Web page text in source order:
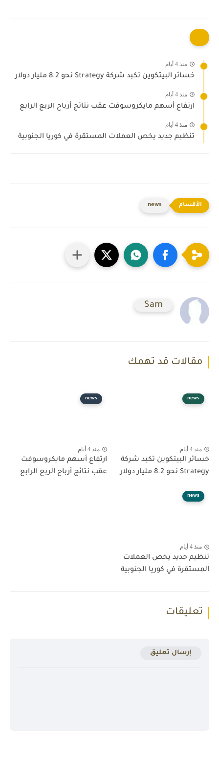
منذ 4 أيام
خسائر البيتكوين تكبد شركة Strategy نحو 8.2 مليار دولار
منذ 4 أيام
ارتفاع أسهم مايكروسوفت عقب نتائج أرباح الربع الرابع
منذ 4 أيام
تنظيم جديد يخص العملات المستقرة في كوريا الجنوبية
news
Sam
مقالات قد تهمك
news
منذ 4 أيام
خسائر البيتكوين تكبد شركة
Strategy نحو 8.2 مليار دولار
news
منذ 4 أيام
ارتفاع أسهم مايكروسوفت
عقب نتائج أرباح الربع الرابع
news
منذ 4 أيام
تنظيم جديد يخص العملات
المستقرة في كوريا الجنوبية
تعليقات
إرسال تعليق